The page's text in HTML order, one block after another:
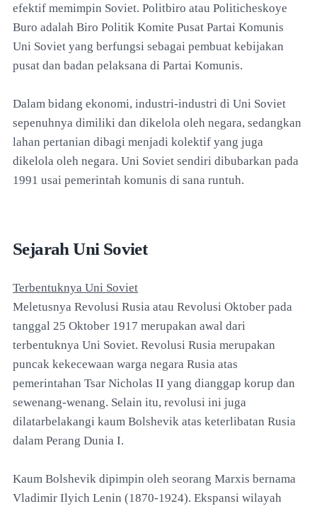
efektif memimpin Soviet. Politbiro atau Politicheskoye
Buro adalah Biro Politik Komite Pusat Partai Komunis
Uni Soviet yang berfungsi sebagai pembuat kebijakan
pusat dan badan pelaksana di Partai Komunis.
Dalam bidang ekonomi, industri-industri di Uni Soviet
sepenuhnya dimiliki dan dikelola oleh negara, sedangkan
lahan pertanian dibagi menjadi kolektif yang juga
dikelola oleh negara. Uni Soviet sendiri dibubarkan pada
1991 usai pemerintah komunis di sana runtuh.
Sejarah Uni Soviet
Terbentuknya Uni Soviet
Meletusnya Revolusi Rusia atau Revolusi Oktober pada
tanggal 25 Oktober 1917 merupakan awal dari
terbentuknya Uni Soviet. Revolusi Rusia merupakan
puncak kekecewaan warga negara Rusia atas
pemerintahan Tsar Nicholas II yang dianggap korup dan
sewenang-wenang. Selain itu, revolusi ini juga
dilatarbelakangi kaum Bolshevik atas keterlibatan Rusia
dalam Perang Dunia I.
Kaum Bolshevik dipimpin oleh seorang Marxis bernama
Vladimir Ilyich Lenin (1870-1924). Ekspansi wilayah